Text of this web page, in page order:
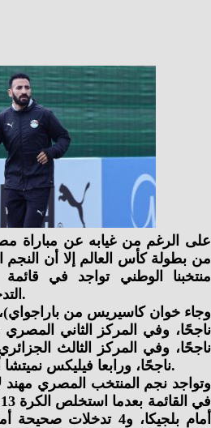
Telegram
من بطولة كأس العالم إلا أن
منتخبنا الوطني تواجد في قائمة
التدخلات الدفاعية في البطولة.
ناجحًا، ورابعا فيليكس نميتشا ألمانيا) بعدد 11 تدخلًا ناجحًا.
وتواجد نجم المنتخب المصري مهند
أمام بلجيكا، و4 تدخلات